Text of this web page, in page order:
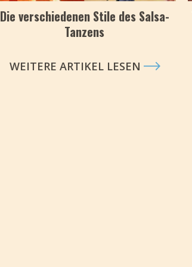
Die verschiedenen Stile des Salsa-
Tanzens
WEITERE ARTIKEL LESEN